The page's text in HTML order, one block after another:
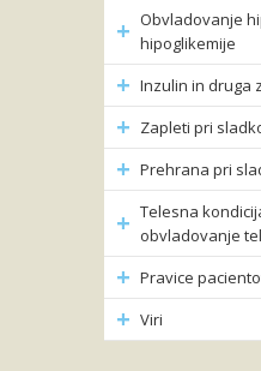
Obvladovanje
hipoglikemije
Inzulin in druga
Zapleti pri
Prehrana pri
Telesna
obvladovanje
Pravice
Viri